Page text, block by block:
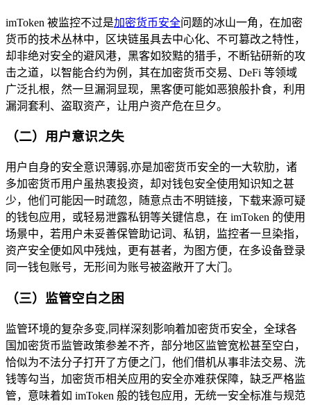
imToken 被监控不过是加密货币安全问题的冰山一角，在加密
货币的技术丛林中，区块链虽具去中心化、不可篡改之特性，
却非绝对安全的避风港，黑客如狡黠的猎手，不断钻研新的攻
击之道，以智能合约为例，其在加密货币交易、DeFi 等领域
广泛扎根，然一旦漏洞显现，黑客便可能如恶狼般扑食，利用
漏洞套利、盗取资产，让用户资产危在旦夕。
（二）用户意识之失
用户自身的安全意识薄弱,亦是加密货币安全的一大软肋，诸
多加密货币用户虽热衷投资，却对钱包安全使用知识知之甚
少，他们可能因一时疏忽，随意点击不明链接，下载来源可疑
的钱包应用，或轻易泄露私钥等关键信息，在 imToken 的使用
场景中，若用户未妥善保管助记词、私钥，监控者一旦染指，
资产安全便如风中残烛，更有甚者，为图方便，在多设备登录
同一钱包账号，无形间为账号被盗敞开了大门。
（三）监管空白之困
监管环境的复杂多变,同样深刻影响着加密货币安全，全球各
国加密货币监管政策参差不齐，部分地区监管宽松甚至空白，
恰似为不法分子打开了方便之门，他们借机从事非法交易、洗
钱等勾当，加密货币相关应用的安全亦难获保障，缺乏严格监
管，意味着如 imToken 般的钱包应用，无统一安全标准与规范